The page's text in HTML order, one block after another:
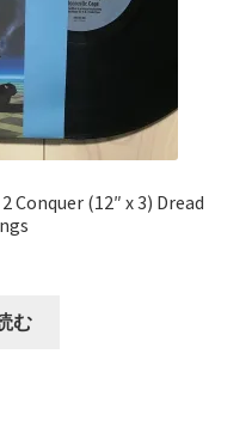
Conquer (12″ x 3) Dread
む